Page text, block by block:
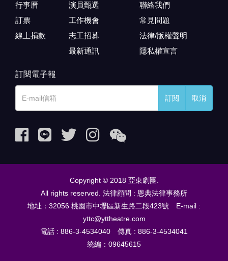
行事曆
訂票
線上捐款
演員甄選
工作機會
志工招募
最新通訊
聯絡我們
常見問題
法律/版權聲明
隱私權宣言
訂閱電子報
訂閱 取消
Copyright © 2018 亞東劇團.
All rights reserved. 法律顧問 : 恩典法律事務所
地址：32056 桃園市中壢區新生路二段423號 E-mail :
yttc@yttheatre.com
電話 : 886-3-4534040 傳真 : 886-3-4534041
統編：09645615